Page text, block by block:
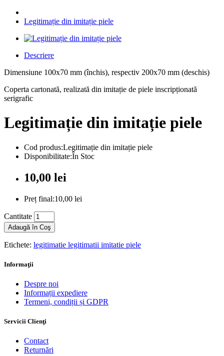
Legitimație din imitație piele
Descriere
Dimensiune 100x70 mm (închis), respectiv 200x70 mm (deschis)
Coperta cartonată, realizată din imitație de piele inscripționată
serigrafic
Legitimație din imitație piele
Cod produs:Legitimație din imitație piele
Disponibilitate:În Stoc
10,00 lei
Preț final:10,00 lei
Cantitate
Adaugă în Coş
Etichete: legitimatie legitimatii imitatie piele
Informaţii
Despre noi
Informații expediere
Termeni, condiții și GDPR
Servicii Clienţi
Contact
Returnări